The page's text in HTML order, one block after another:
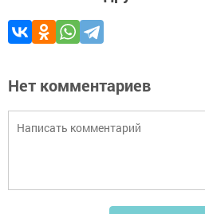
Нет комментариев